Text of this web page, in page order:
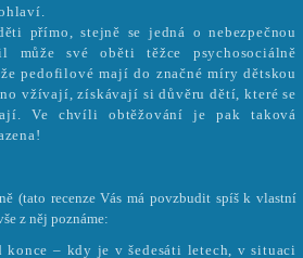
přímo, stejně se jedná o nebezpečnou
může své oběti těžce psychosociálně
pedofilové mají do značné míry dětskou
vžívají, získávají si důvěru dětí, které se
Ve chvíli obtěžování je pak taková
(tato recenze Vás má povzbudit spíš k vlastní
z něj poznáme:
konce – kdy je v šedesáti letech, v situaci